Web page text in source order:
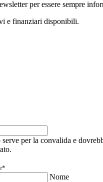
per essere sempre
e finanziari disponibili.
per la convalida e
*
Nome